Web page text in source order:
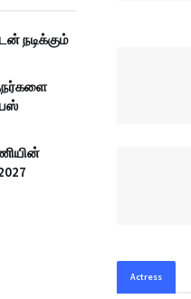
நடிக்கும்
Actress